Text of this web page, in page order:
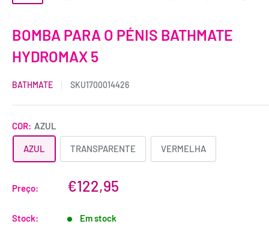
BOMBA PARA O PÉNIS BATHMATE
HYDROMAX 5
BATHMATE SKU1700014426
COR: AZUL
AZUL TRANSPARENTE VERMELHA
Preço: €122,95
Stock: Em stock